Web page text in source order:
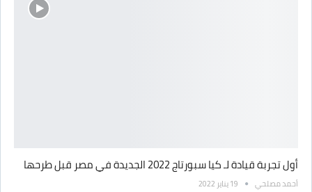
أول تجربة قيادة لـ كيا سبورتاج 2022 الجديدة في مصر قبل طرحها
أحمد مصلحي 19 يناير 2022